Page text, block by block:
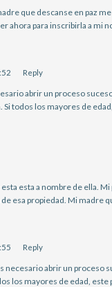
que descanse en paz
ahora para inscribirla a mi
Reply
abrir un proceso
todos los mayores de
esta a nombre de ella.
esa propiedad. Mi madre
Reply
necesario abrir un proceso
los mayores de edad,